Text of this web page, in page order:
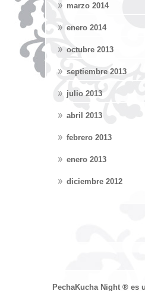
marzo 2014
enero 2014
octubre 2013
septiembre 2013
julio 2013
abril 2013
febrero 2013
enero 2013
diciembre 2012
PechaKucha Night ® es